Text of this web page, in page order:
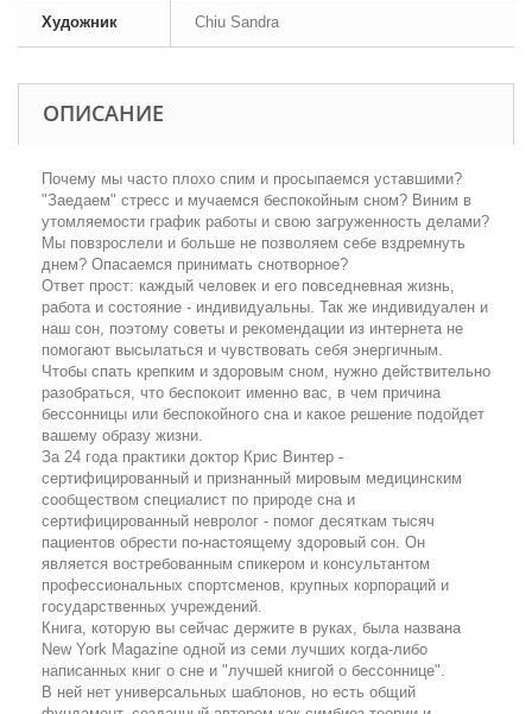
Художник Chiu Sandra
ОПИСАНИЕ
Почему мы часто плохо спим и просыпаемся уставшими?
"Заедаем" стресс и мучаемся беспокойным сном? Виним в
утомляемости график работы и свою загруженность делами?
Мы повзрослели и больше не позволяем себе вздремнуть
днем? Опасаемся принимать снотворное?
Ответ прост: каждый человек и его повседневная жизнь,
работа и состояние - индивидуальны. Так же индивидуален и
наш сон, поэтому советы и рекомендации из интернета не
помогают высылаться и чувствовать себя энергичным.
Чтобы спать крепким и здоровым сном, нужно действительно
разобраться, что беспокоит именно вас, в чем причина
бессонницы или беспокойного сна и какое решение подойдет
вашему образу жизни.
За 24 года практики доктор Крис Винтер -
сертифицированный и признанный мировым медицинским
сообществом специалист по природе сна и
сертифицированный невролог - помог десяткам тысяч
пациентов обрести по-настоящему здоровый сон. Он
является востребованным спикером и консультантом
профессиональных спортсменов, крупных корпораций и
государственных учреждений.
Книга, которую вы сейчас держите в руках, была названа
New York Magazine одной из семи лучших когда-либо
написанных книг о сне и "лучшей книгой о бессоннице".
В ней нет универсальных шаблонов, но есть общий